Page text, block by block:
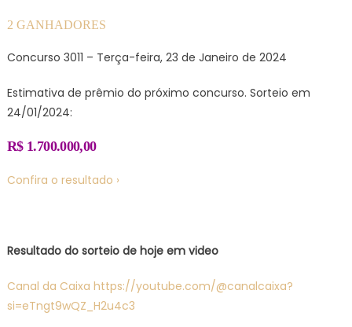
2 GANHADORES
Concurso 3011 – Terça-feira, 23 de Janeiro de 2024
Estimativa de prêmio do próximo concurso. Sorteio em
24/01/2024:
R$ 1.700.000,00
Confira o resultado ›
Resultado do sorteio de hoje em video
Canal da Caixa https://youtube.com/@canalcaixa?
si=eTngt9wQZ_H2u4c3